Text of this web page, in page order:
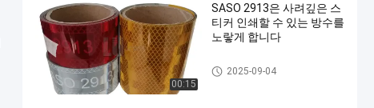
00:15
SASO 2913은 사려깊은 스
티커 인쇄할 수 있는 방수를
노랗게 합니다
Ece 104 사려깊은 테이프
2025-09-04